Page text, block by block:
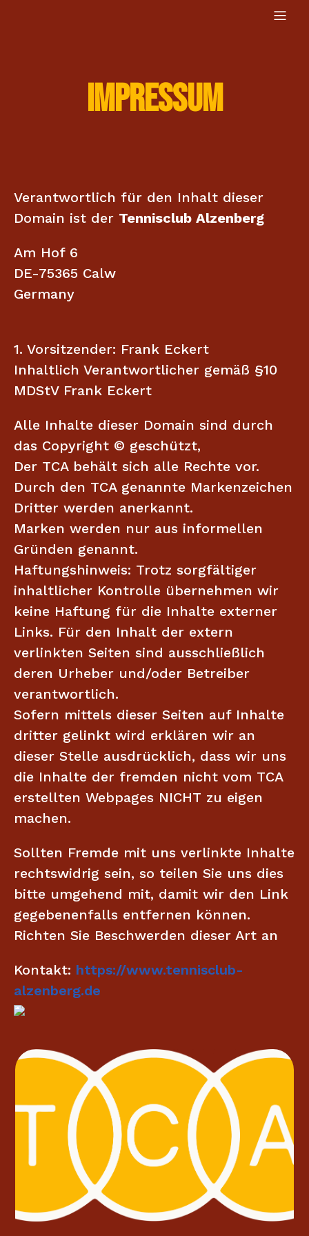
Impressum
Verantwortlich für den Inhalt dieser
Domain ist der Tennisclub Alzenberg
Am Hof 6
DE-75365 Calw
Germany
1. Vorsitzender: Frank Eckert
Inhaltlich Verantwortlicher gemäß §10
MDStV Frank Eckert
Alle Inhalte dieser Domain sind durch
das Copyright © geschützt,
Der TCA behält sich alle Rechte vor.
Durch den TCA genannte Markenzeichen
Dritter werden anerkannt.
Marken werden nur aus informellen
Gründen genannt.
Haftungshinweis: Trotz sorgfältiger
inhaltlicher Kontrolle übernehmen wir
keine Haftung für die Inhalte externer
Links. Für den Inhalt der extern
verlinkten Seiten sind ausschließlich
deren Urheber und/oder Betreiber
verantwortlich.
Sofern mittels dieser Seiten auf Inhalte
dritter gelinkt wird erklären wir an
dieser Stelle ausdrücklich, dass wir uns
die Inhalte der fremden nicht vom TCA
erstellten Webpages NICHT zu eigen
machen.
Sollten Fremde mit uns verlinkte Inhalte
rechtswidrig sein, so teilen Sie uns dies
bitte umgehend mit, damit wir den Link
gegebenenfalls entfernen können.
Richten Sie Beschwerden dieser Art an
Kontakt: https://www.tennisclub-
alzenberg.de